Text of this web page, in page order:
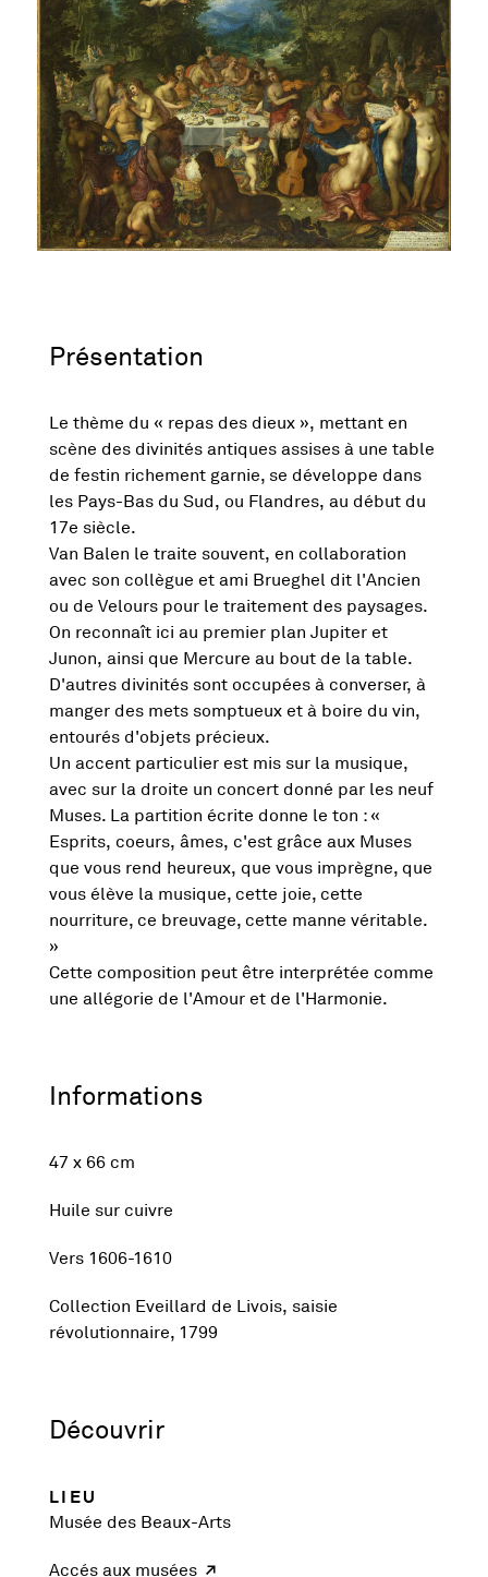
Présentation
Le thème du « repas des dieux », mettant en
scène des divinités antiques assises à une table
de festin richement garnie, se développe dans
les Pays-Bas du Sud, ou Flandres, au début du
17e siècle.
Van Balen le traite souvent, en collaboration
avec son collègue et ami Brueghel dit l'Ancien
ou de Velours pour le traitement des paysages.
On reconnaît ici au premier plan Jupiter et
Junon, ainsi que Mercure au bout de la table.
D'autres divinités sont occupées à converser, à
manger des mets somptueux et à boire du vin,
entourés d'objets précieux.
Un accent particulier est mis sur la musique,
avec sur la droite un concert donné par les neuf
Muses. La partition écrite donne le ton : «
Esprits, coeurs, âmes, c'est grâce aux Muses
que vous rend heureux, que vous imprègne, que
vous élève la musique, cette joie, cette
nourriture, ce breuvage, cette manne véritable.
»
Cette composition peut être interprétée comme
une allégorie de l'Amour et de l'Harmonie.
Informations
47 x 66 cm
Huile sur cuivre
Vers 1606-1610
Collection Eveillard de Livois, saisie
révolutionnaire, 1799
Découvrir
LIEU
Musée des Beaux-Arts
Accés aux musées